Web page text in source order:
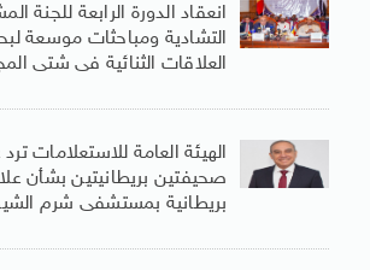
انعقاد الدورة الرابعة للجنة
التشادية ومباحثات موسعة
العلاقات الثنائية فى شتى
الهيئة العامة للاستعلامات
صحيفتين بريطانيتين بشأن
بريطانية بمستشفى شرم